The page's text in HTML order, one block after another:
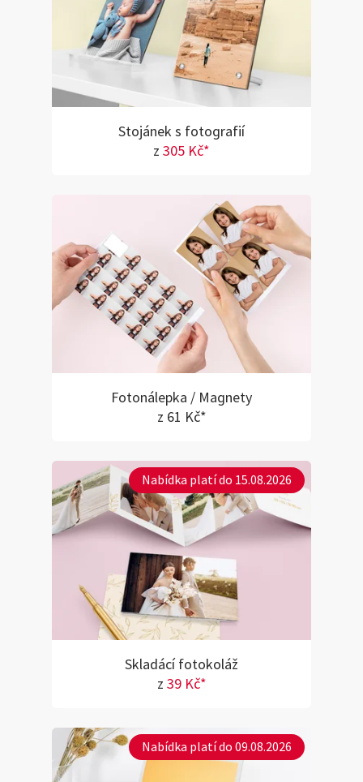
Stojánek s fotografií
z 305 Kč*
Fotonálepka / Magnety
z 61 Kč*
Nabídka platí do 15.08.2026
Skladácí fotokoláž
z 39 Kč*
Nabídka platí do 09.08.2026